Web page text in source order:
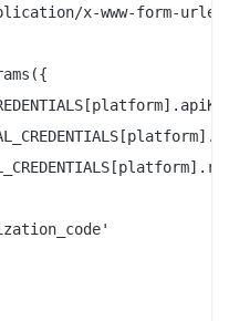
x-www-form-